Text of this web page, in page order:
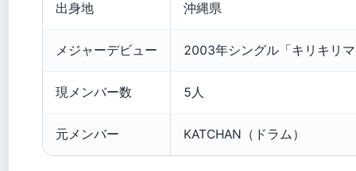
出身地 沖縄県
メジャーデビュー 2003年シングル「キリキリ
現メンバー数 5人
元メンバー KATCHAN（ドラム）